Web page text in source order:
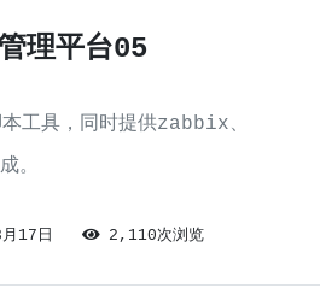
理平台05
具，同时提供zabbix、
。
17日 2,110次浏览